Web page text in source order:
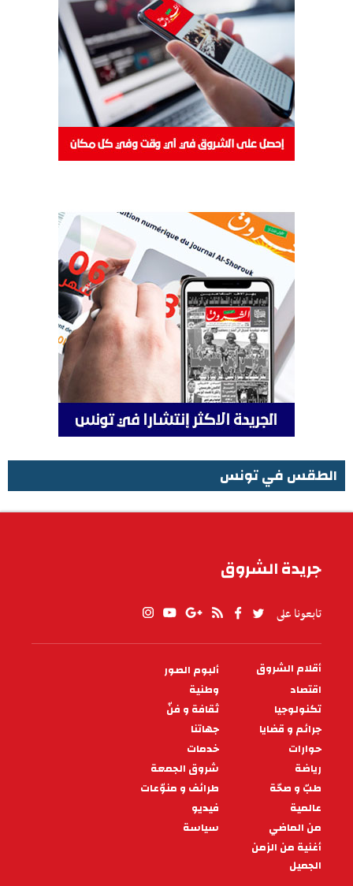
الطقس في تونس
جريدة الشروق
تابعونا على
PIED
DE
PAGE
أقلام الشروق
ألبوم الصور
اقتصاد
وطنية
تكنولوجيا
ثقافة و فنّ
جرائم و قضايا
جهاتنا
حوارات
خدمات
رياضة
شروق الجمعة
طبّ و صحّة
طرائف و منوّعات
عالمية
فيديو
من الماضي
سياسة
أغنية من الزمن
الجميل